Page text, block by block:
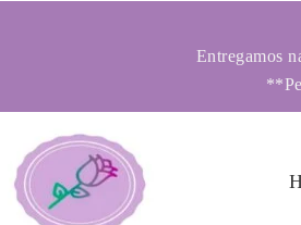
Entregamos